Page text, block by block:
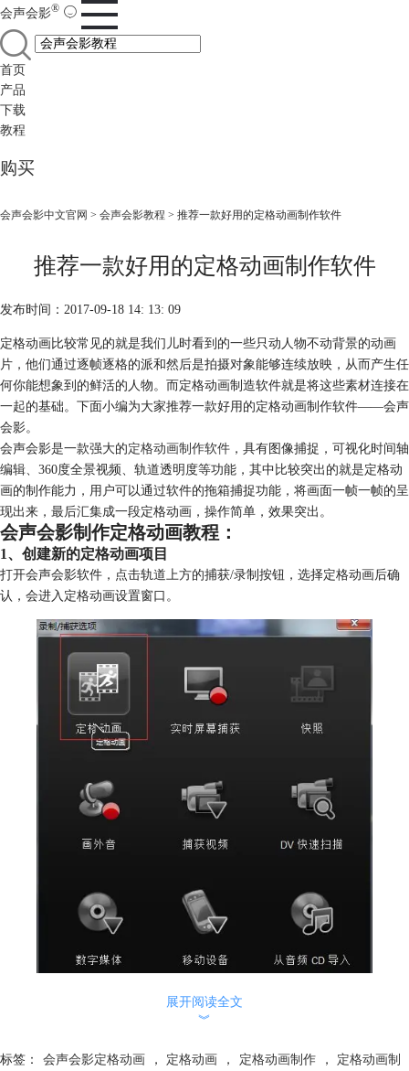
会声会影®
首页
产品
下载
教程
购买
会声会影中文官网 > 会声会影教程 > 推荐一款好用的定格动画制作软件
推荐一款好用的定格动画制作软件
发布时间：2017-09-18 14: 13: 09
定格动画比较常见的就是我们儿时看到的一些只动人物不动背景的动画
片，他们通过逐帧逐格的派和然后是拍摄对象能够连续放映，从而产生任
何你能想象到的鲜活的人物。而定格动画制造软件就是将这些素材连接在
一起的基础。下面小编为大家推荐一款好用的定格动画制作软件——会声
会影。
会声会影是一款强大的定格动画制作软件 ，具有图像捕捉，可视化时间轴
编辑、360度全景视频、轨道透明度等功能，其中比较突出的就是定格动
画的制作能力，用户可以通过软件的拖箱捕捉功能，将画面一帧一帧的呈
现出来，最后汇集成一段定格动画，操作简单，效果突出。
会声会影制作定格动画教程：
1、创建新的定格动画项目
打开会声会影软件，点击轨道上方的捕获/录制按钮，选择定格动画后确
认，会进入定格动画设置窗口。
2.定格动画设置步骤
展开阅读全文
︾
标签： 会声会影定格动画 ， 定格动画 ， 定格动画制作 ，
定格动画制